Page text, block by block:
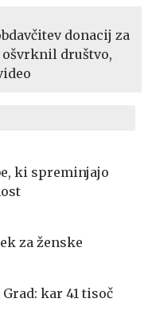
donacij za
ošvrknil društvo,
ki spreminjajo
za ženske
kar 41 tisoč